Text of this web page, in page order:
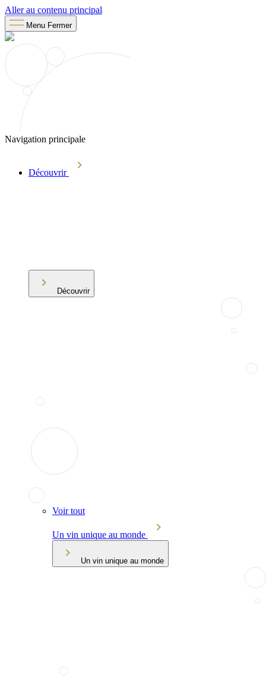
Aller au contenu principal
Menu Fermer
Navigation principale
Découvrir
Découvrir
Voir tout
Un vin unique au monde
Un vin unique au monde